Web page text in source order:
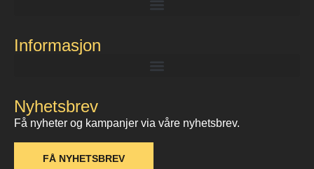
Informasjon
Nyhetsbrev
Få nyheter og kampanjer via våre nyhetsbrev.
FÅ NYHETSBREV